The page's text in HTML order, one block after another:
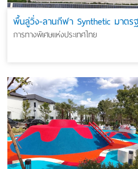
การทางพิเศษแห่งประเทศไทย